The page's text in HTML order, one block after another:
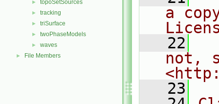
► topoSetSources
► tracking
► triSurface
► twoPhaseModels
► waves
► File Members
a
   22
not,
   23